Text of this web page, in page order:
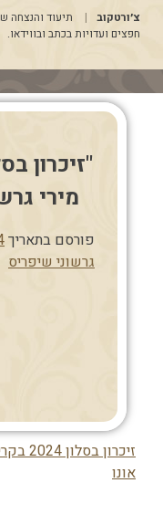
לתוכן
צ׳ורטקוב
תיעוד והנצחה
חפצים ועדויות בכתב ובווידאו.
מירי גרשוני
פורסם בתאריך4
גרשוני שיפריס
ניווט
זיכרון בסלון
אונו